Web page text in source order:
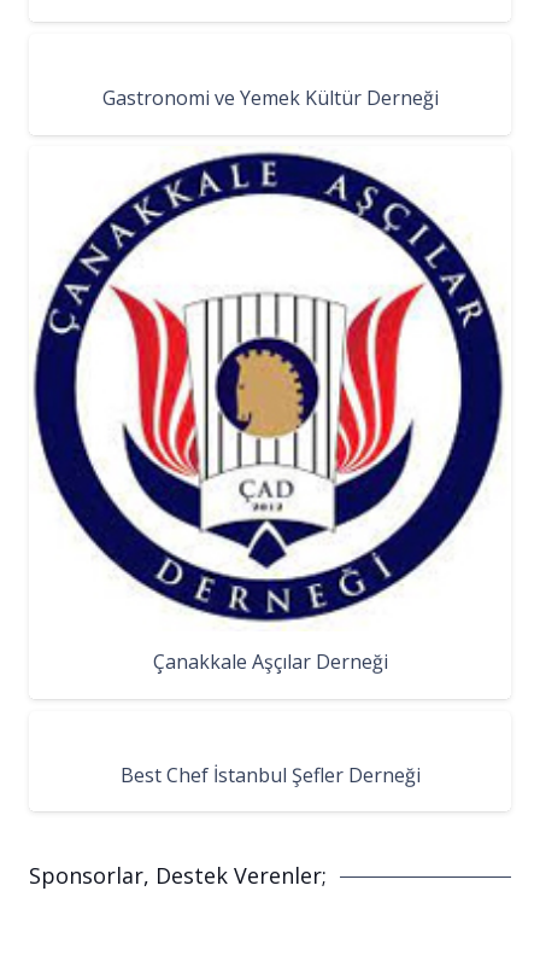
Gastronomi ve Yemek Kültür Derneği
Çanakkale Aşçılar Derneği
Best Chef İstanbul Şefler Derneği
Sponsorlar, Destek Verenler;